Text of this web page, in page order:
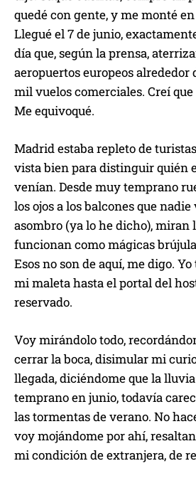
quedé con gente, y me monté
Llegué el 7 de junio,
día que, según la prensa,
aeropuertos europeos
mil vuelos comerciales. Creí
Me equivoqué.
Madrid estaba repleto de
vista bien para distinguir quién
venían. Desde muy temprano
los ojos a los balcones que
asombro (ya lo he dicho), miran
funcionan como mágicas
Esos no son de aquí, me digo.
mi maleta hasta el portal del
reservado.
Voy mirándolo todo,
cerrar la boca, disimular mi
llegada, diciéndome que la
temprano en junio, todavía
las tormentas de verano. No
voy mojándome por ahí,
mi condición de extranjera, de